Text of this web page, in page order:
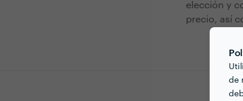
de
elección y
precio, así